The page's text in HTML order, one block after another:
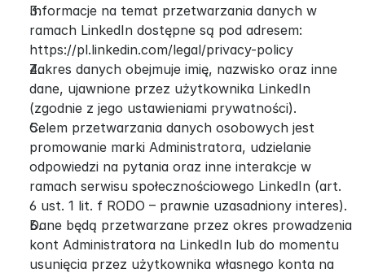
Informacje na temat przetwarzania danych w
ramach LinkedIn dostępne są pod adresem:
https://pl.linkedin.com/legal/privacy-policy
Zakres danych obejmuje imię, nazwisko oraz inne
dane, ujawnione przez użytkownika LinkedIn
(zgodnie z jego ustawieniami prywatności).
Celem przetwarzania danych osobowych jest
promowanie marki Administratora, udzielanie
odpowiedzi na pytania oraz inne interakcje w
ramach serwisu społecznościowego LinkedIn (art.
6 ust. 1 lit. f RODO – prawnie uzasadniony interes).
Dane będą przetwarzane przez okres prowadzenia
kont Administratora na LinkedIn lub do momentu
usunięcia przez użytkownika własnego konta na